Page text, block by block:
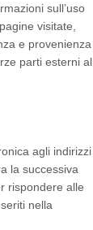
sull’uso
visitate,
e provenienza
parti esterni al
agli indirizzi
la successiva
rispondere alle
nella